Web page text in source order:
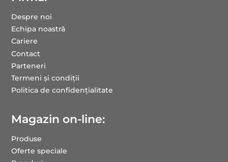
Despre noi
Echipa noastră
Cariere
Contact
Parteneri
Termeni și condiții
Politica de confidențialitate
Magazin on-line:
Produse
Oferte speciale